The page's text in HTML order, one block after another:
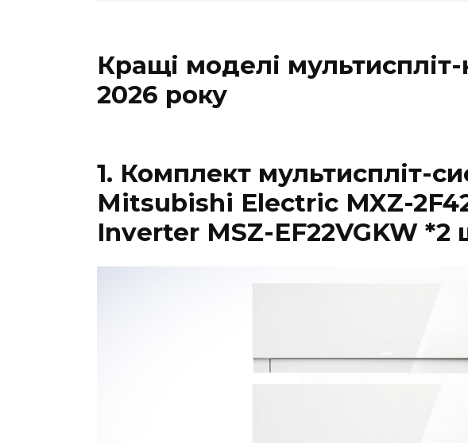
Кращі моделі
2026 року
1. Комплект мультиспліт-
Mitsubishi Electric MXZ-
Inverter MSZ-EF22VGKW *2